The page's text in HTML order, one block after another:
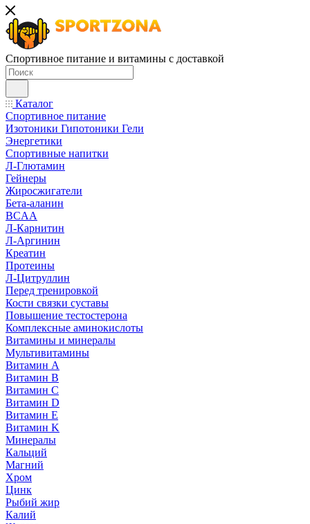
Спортивное питание и витамины с доставкой
Каталог
Спортивное питание
Изотоники Гипотоники Гели
Энергетики
Спортивные напитки
Л-Глютамин
Гейнеры
Жиросжигатели
Бета-аланин
BCAA
Л-Карнитин
Л-Аргинин
Креатин
Протеины
Л-Цитруллин
Перед тренировкой
Кости связки суставы
Повышение тестостерона
Комплексные аминокислоты
Витамины и минералы
Мультивитамины
Витамин A
Витамин B
Витамин C
Витамин D
Витамин E
Витамин K
Минералы
Кальций
Магний
Хром
Цинк
Рыбий жир
Калий